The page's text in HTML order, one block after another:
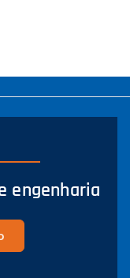
engenharia